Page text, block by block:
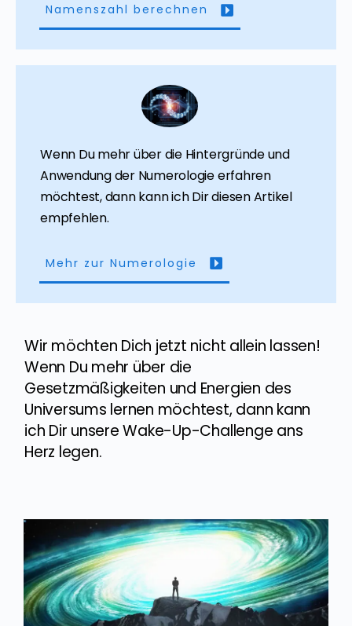
Namenszahl berechnen
Wenn Du mehr über die Hintergründe und
Anwendung der Numerologie erfahren
möchtest, dann kann ich Dir diesen Artikel
empfehlen.
Mehr zur Numerologie
Wir möchten Dich jetzt nicht allein lassen!
Wenn Du mehr über die
Gesetzmäßigkeiten und Energien des
Universums lernen möchtest, dann kann
ich Dir unsere Wake-Up-Challenge ans
Herz legen.